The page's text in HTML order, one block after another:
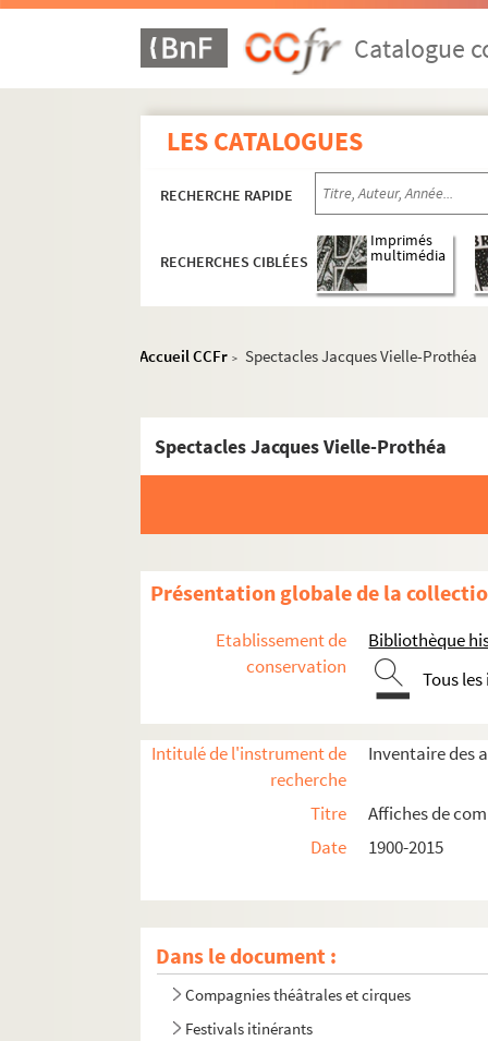
Catalogue
LES CATALOGUES
RECHERCHE RAPIDE
RECHERCHES CIBLÉES
Imprimés
multimédia
Accueil CCFr > Spectacles Jacques Vielle-Prothéa
Spectacles Jacques Vielle-Prothéa
Présentation globale de la
Etablissement de
conservation
Bibliothèque
Tous
Intitulé de l'instrument de
recherche
Inventaire des
Titre
Affiches de
Date
1900-2015
Dans le document :
Compagnies théâtrales et cirques
Festivals itinérants